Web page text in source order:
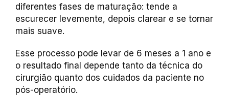
diferentes fases de maturação: tende a
escurecer levemente, depois clarear e se tornar
mais suave.
Esse processo pode levar de 6 meses a 1 ano e
o resultado final depende tanto da técnica do
cirurgião quanto dos cuidados da paciente no
pós-operatório.